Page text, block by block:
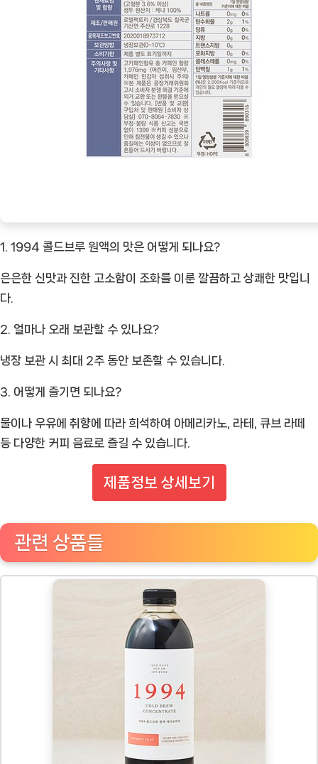
1. 1994 콜드브루 원액의 맛은 어떻게 되나요?
은은한 신맛과 진한 고소함이 조화를 이룬 깔끔하고 상쾌한 맛입니
다.
2. 얼마나 오래 보관할 수 있나요?
냉장 보관 시 최대 2주 동안 보존할 수 있습니다.
3. 어떻게 즐기면 되나요?
물이나 우유에 취향에 따라 희석하여 아메리카노, 라테, 큐브 라떼
등 다양한 커피 음료로 즐길 수 있습니다.
제품정보 상세보기
관련 상품들